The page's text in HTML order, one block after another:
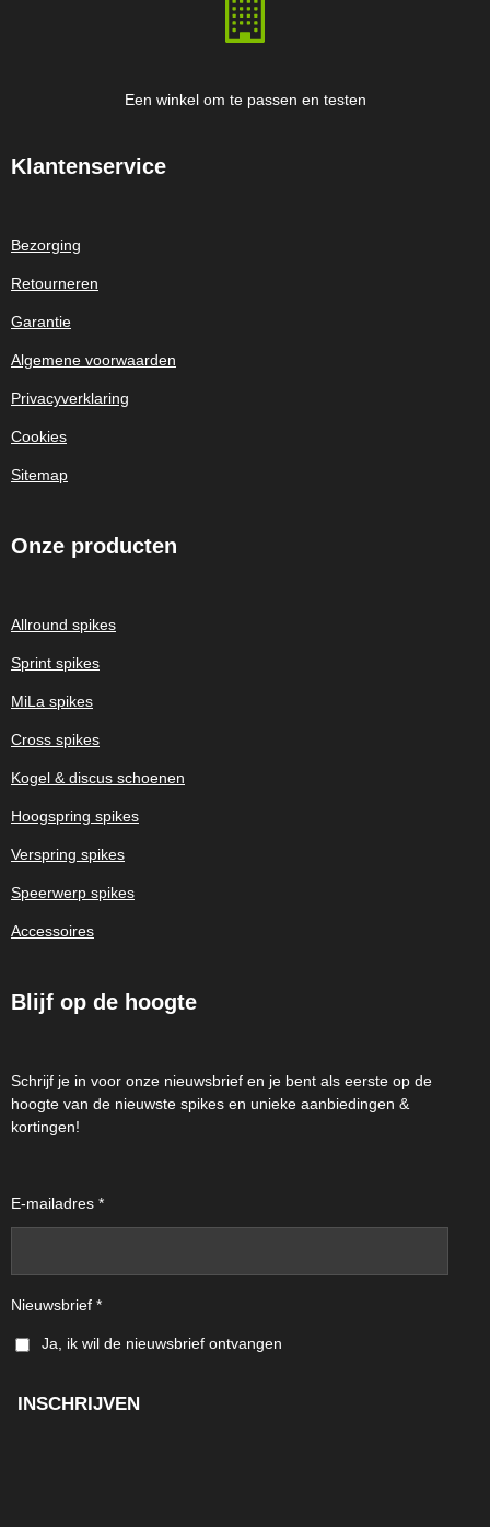
Een winkel om te passen en testen
Klantenservice
Bezorging
Retourneren
Garantie
Algemene voorwaarden
Privacyverklaring
Cookies
Sitemap
Onze producten
Allround spikes
Sprint spikes
MiLa spikes
Cross spikes
Kogel & discus schoenen
Hoogspring spikes
Verspring spikes
Speerwerp spikes
Accessoires
Blijf op de hoogte
Schrijf je in voor onze nieuwsbrief en je bent als eerste op de
hoogte van de nieuwste spikes en unieke aanbiedingen &
kortingen!
E-mailadres *
Nieuwsbrief *
Ja, ik wil de nieuwsbrief ontvangen
INSCHRIJVEN